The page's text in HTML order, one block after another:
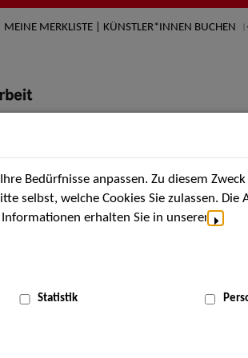
MEINE MERKLISTE | KÜNSTLER*INNEN BUCHEN
Über uns Aktuelles Termine
MENÜ
Bedürfnisse anpassen. Zu diesem
selbst, welche Cookies Sie zulassen. Die
erhalten Sie in unserer
Statistik